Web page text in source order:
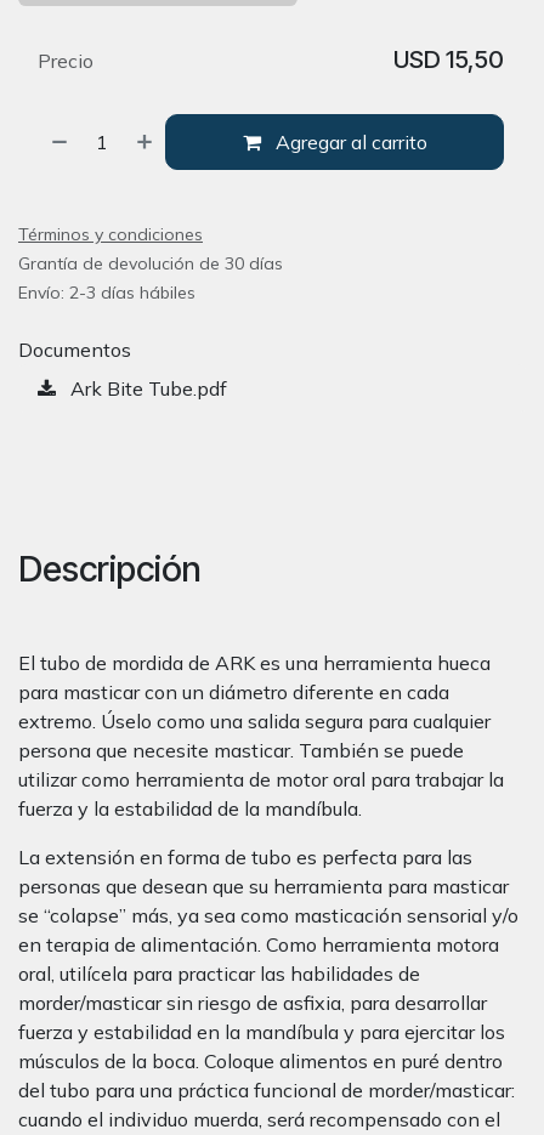
Agregar al carrito
Precio USD 15,50
Términos y condiciones
Grantía de devolución de 30 días
Envío: 2-3 días hábiles
Documentos
Ark Bite Tube.pdf
Descripción
El tubo de mordida de ARK es una herramienta hueca
para masticar con un diámetro diferente en cada
extremo. Úselo como una salida segura para cualquier
persona que necesite masticar. También se puede
utilizar como herramienta de motor oral para trabajar la
fuerza y la estabilidad de la mandíbula.
La extensión en forma de tubo es perfecta para las
personas que desean que su herramienta para masticar
se “colapse” más, ya sea como masticación sensorial y/o
en terapia de alimentación. Como herramienta motora
oral, utilícela para practicar las habilidades de
morder/masticar sin riesgo de asfixia, para desarrollar
fuerza y estabilidad en la mandíbula y para ejercitar los
músculos de la boca. Coloque alimentos en puré dentro
del tubo para una práctica funcional de morder/masticar:
cuando el individuo muerda, será recompensado con el